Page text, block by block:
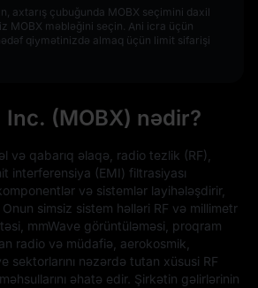
axtarış çubuğunda MOBX seçimini daxil
MOBX məbləğini seçin. Ani icra üçün
qiymətinizdə almaq üçün limit sifarişi
(MOBX) nədir?
və qabarıq əlaqə, radio tezlik (RF),
interferensiya (EMI) filtrasiyası
və sistemlər layihələşdirir,
simsiz sistem həlləri RF və millimetr
mmWave görüntüləməsi, proqram
radio və müdafiə, aerokosmik,
sektorlarını nəzərdə tutan xüsusi RF
əhatə edir. Şirkətin gəlirlərinin